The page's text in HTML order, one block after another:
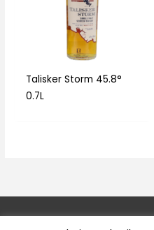
Talisker Storm 45.8°
0.7L